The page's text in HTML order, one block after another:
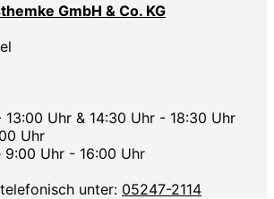
GmbH & Co. KG
Uhr & 14:30 Uhr - 18:30 Uhr
Uhr
9:00 Uhr - 16:00 Uhr
unter: 05247-2114